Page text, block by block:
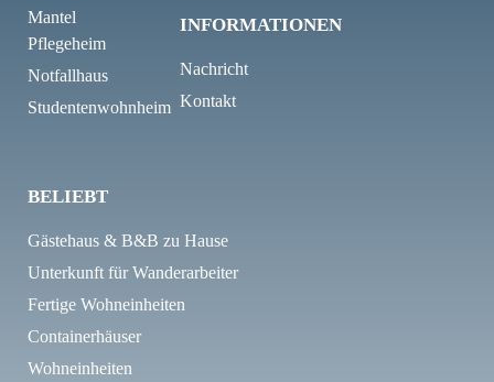
Mantel
Pflegeheim
Notfallhaus
Studentenwohnheim
INFORMATIONEN
Nachricht
Kontakt
BELIEBT
Gästehaus & B&B zu Hause
Unterkunft für Wanderarbeiter
Fertige Wohneinheiten
Containerhäuser
Wohneinheiten